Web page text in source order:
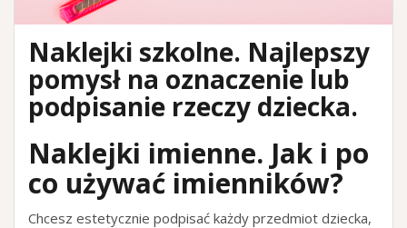
Naklejki szkolne. Najlepszy
pomysł na oznaczenie lub
podpisanie rzeczy dziecka.
Naklejki imienne. Jak i po
co używać imienników?
Chcesz estetycznie podpisać każdy przedmiot dziecka,